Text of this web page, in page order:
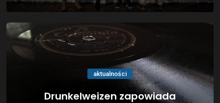
aktualności
Drunkelweizen zapowiada